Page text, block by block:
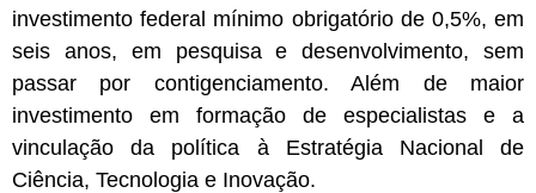
investimento federal mínimo obrigatório de 0,5%, em
seis anos, em pesquisa e desenvolvimento, sem
passar por contigenciamento. Além de maior
investimento em formação de especialistas e a
vinculação da política à Estratégia Nacional de
Ciência, Tecnologia e Inovação.